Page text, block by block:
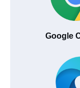
Google